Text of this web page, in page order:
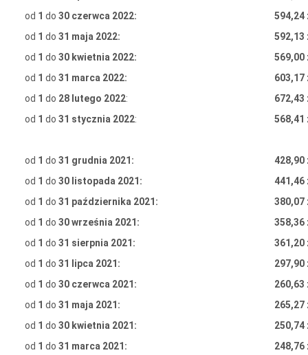
od 1 do 30 czerwca 2022:
594,24
od 1 do 31 maja 2022:
592,13
od 1 do 30 kwietnia 2022:
569,00
od 1 do 31 marca 2022:
603,17
od 1 do 28 lutego 2022:
672,43
od 1 do 31 stycznia 2022: 568,41
od 1 do 31 grudnia 2021:
428,90
od 1 do 30 listopada 2021:
441,46
od 1 do 31 października 2021:
380,07
od 1 do 30 września 2021:
358,36
od 1 do 31 sierpnia 2021:
361,20
od 1 do 31 lipca 2021:
297,90
od 1 do 30 czerwca 2021:
260,63
od 1 do 31 maja 2021:
265,27
od 1 do 30 kwietnia 2021:
250,74
od 1 do 31 marca 2021:
248,76